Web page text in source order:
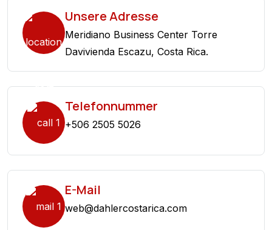
Unsere Adresse
Meridiano Business Center Torre
Davivienda Escazu, Costa Rica.
Telefonnummer
+506 2505 5026
E-Mail
web@dahlercostarica.com